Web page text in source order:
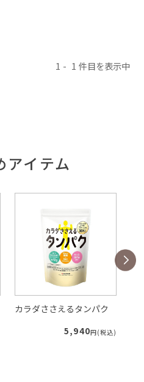
1 1
アイテム
カラダささえるタンパク
5,940円(税込)